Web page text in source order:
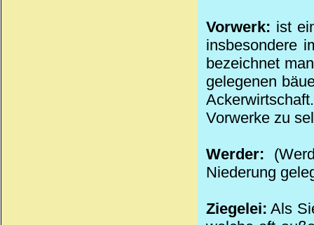
Vorwerk: ist
insbesondere
bezeichnet
gelegenen
Vorwerke zu
Werder:
Niederung
Ziegelei: Als